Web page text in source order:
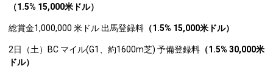
（1.5% 15,000米ドル）
総賞金1,000,000 米ドル 出馬登録料 （1.5% 15,000米ドル）
2日（土）BC マイル(G1、約1600m芝) 予備登録料 （1.5% 30,000米
ドル）